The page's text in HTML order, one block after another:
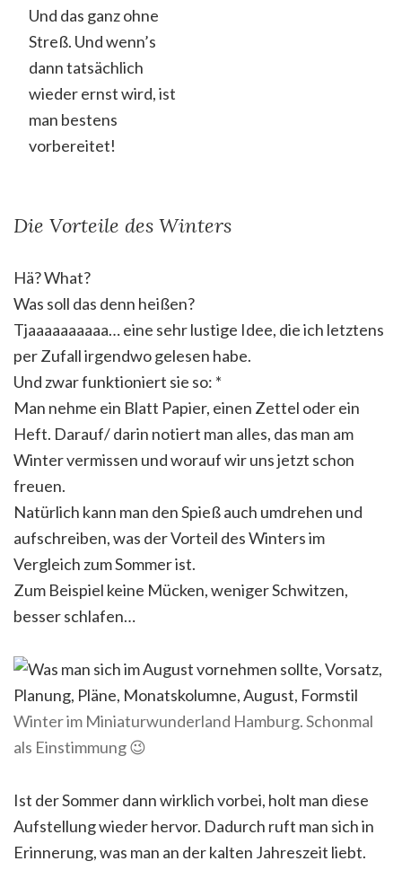
Und das ganz ohne
Streß. Und wenn’s
dann tatsächlich
wieder ernst wird, ist
man bestens
vorbereitet!
Die Vorteile des Winters
Hä? What?
Was soll das denn heißen?
Tjaaaaaaaaaa… eine sehr lustige Idee, die ich letztens
per Zufall irgendwo gelesen habe.
Und zwar funktioniert sie so: *
Man nehme ein Blatt Papier, einen Zettel oder ein
Heft. Darauf/ darin notiert man alles, das man am
Winter vermissen und worauf wir uns jetzt schon
freuen.
Natürlich kann man den Spieß auch umdrehen und
aufschreiben, was der Vorteil des Winters im
Vergleich zum Sommer ist.
Zum Beispiel keine Mücken, weniger Schwitzen,
besser schlafen…
Winter im Miniaturwunderland Hamburg. Schonmal
als Einstimmung 😉
Ist der Sommer dann wirklich vorbei, holt man diese
Aufstellung wieder hervor. Dadurch ruft man sich in
Erinnerung, was man an der kalten Jahreszeit liebt.